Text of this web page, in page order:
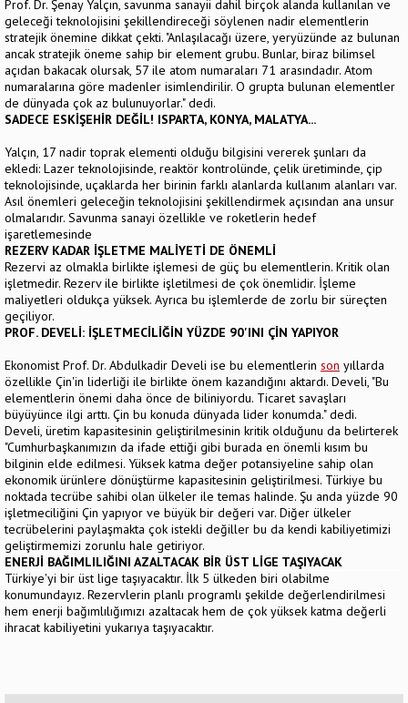
Prof. Dr. Şenay Yalçın, savunma sanayii dahil birçok alanda kullanılan ve
geleceği teknolojisini şekillendireceği söylenen nadir elementlerin
stratejik önemine dikkat çekti. "Anlaşılacağı üzere, yeryüzünde az bulunan
ancak stratejik öneme sahip bir element grubu. Bunlar, biraz bilimsel
açıdan bakacak olursak, 57 ile atom numaraları 71 arasındadır. Atom
numaralarına göre madenler isimlendirilir. O grupta bulunan elementler
de dünyada çok az bulunuyorlar." dedi.
SADECE ESKİŞEHİR DEĞİL! ISPARTA, KONYA, MALATYA...
Yalçın, 17 nadir toprak elementi olduğu bilgisini vererek şunları da
ekledi: Lazer teknolojisinde, reaktör kontrolünde, çelik üretiminde, çip
teknolojisinde, uçaklarda her birinin farklı alanlarda kullanım alanları var.
Asıl önemleri geleceğin teknolojisini şekillendirmek açısından ana unsur
olmalarıdır. Savunma sanayi özellikle ve roketlerin hedef
işaretlemesinde
REZERV KADAR İŞLETME MALİYETİ DE ÖNEMLİ
Rezervi az olmakla birlikte işlemesi de güç bu elementlerin. Kritik olan
işletmedir. Rezerv ile birlikte işletilmesi de çok önemlidir. İşleme
maliyetleri oldukça yüksek. Ayrıca bu işlemlerde de zorlu bir süreçten
geçiliyor.
PROF. DEVELİ: İŞLETMECİLİĞİN YÜZDE 90'INI ÇİN YAPIYOR
Ekonomist Prof. Dr. Abdulkadir Develi ise bu elementlerin son yıllarda
özellikle Çin'in liderliği ile birlikte önem kazandığını aktardı. Develi, "Bu
elementlerin önemi daha önce de biliniyordu. Ticaret savaşları
büyüyünce ilgi arttı. Çin bu konuda dünyada lider konumda." dedi.
Develi, üretim kapasitesinin geliştirilmesinin kritik olduğunu da belirterek
"Cumhurbaşkanımızın da ifade ettiği gibi burada en önemli kısım bu
bilginin elde edilmesi. Yüksek katma değer potansiyeline sahip olan
ekonomik ürünlere dönüştürme kapasitesinin geliştirilmesi. Türkiye bu
noktada tecrübe sahibi olan ülkeler ile temas halinde. Şu anda yüzde 90
işletmeciliğini Çin yapıyor ve büyük bir değeri var. Diğer ülkeler
tecrübelerini paylaşmakta çok istekli değiller bu da kendi kabiliyetimizi
geliştirmemizi zorunlu hale getiriyor.
ENERJİ BAĞIMLILIĞINI AZALTACAK BİR ÜST LİGE TAŞIYACAK
Türkiye'yi bir üst lige taşıyacaktır. İlk 5 ülkeden biri olabilme
konumundayız. Rezervlerin planlı programlı şekilde değerlendirilmesi
hem enerji bağımlılığımızı azaltacak hem de çok yüksek katma değerli
ihracat kabiliyetini yukarıya taşıyacaktır.